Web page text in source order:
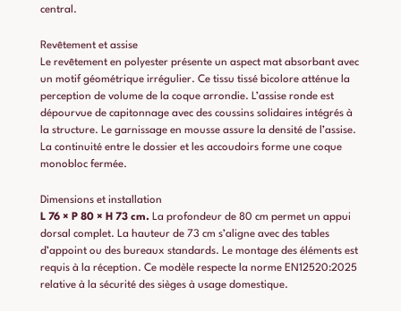
central.
Revêtement et assise
Le revêtement en polyester présente un aspect mat absorbant avec
un motif géométrique irrégulier. Ce tissu tissé bicolore atténue la
perception de volume de la coque arrondie. L’assise ronde est
dépourvue de capitonnage avec des coussins solidaires intégrés à
la structure. Le garnissage en mousse assure la densité de l’assise.
La continuité entre le dossier et les accoudoirs forme une coque
monobloc fermée.
Dimensions et installation
L 76 × P 80 × H 73 cm. La profondeur de 80 cm permet un appui
dorsal complet. La hauteur de 73 cm s’aligne avec des tables
d’appoint ou des bureaux standards. Le montage des éléments est
requis à la réception. Ce modèle respecte la norme EN12520:2025
relative à la sécurité des sièges à usage domestique.